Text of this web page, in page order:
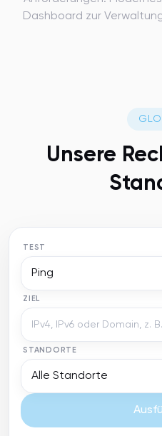
Dashboard zur
Unsere
TEST
Ping
ZIEL
STANDORTE
Alle Standorte